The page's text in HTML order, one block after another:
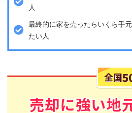
人
最終的に家を売ったらいくら手
たい人